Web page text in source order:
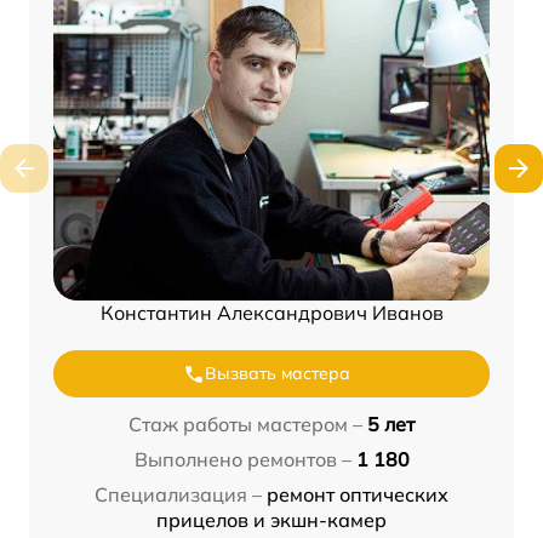
Константин Александрович Иванов
Вызвать мастера
Стаж работы мастером – 5 лет
Выполнено ремонтов – 1 180
Специализация – ремонт оптических
прицелов и экшн-камер